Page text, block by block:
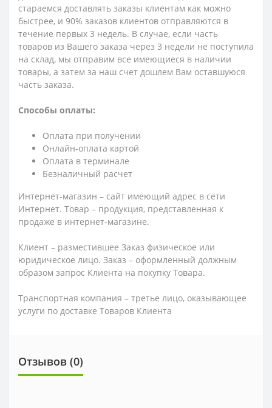
стараемся доставлять заказы клиентам как можно
быстрее, и 90% заказов клиентов отправляются в
течение первых 3 недель. В случае, если часть
товаров из Вашего заказа через 3 недели не поступила
на склад, мы отправим все имеющиеся в наличии
товары, а затем за наш счет дошлем Вам оставшуюся
часть заказа.
Способы оплаты:
Оплата при получении
Онлайн-оплата картой
Оплата в терминале
Безналичный расчет
Интернет-магазин – сайт имеющий адрес в сети
Интернет. Товар – продукция, представленная к
продаже в интернет-магазине.
Клиент – разместившее Заказ физическое или
юридическое лицо. Заказ – оформленный должным
образом запрос Клиента на покупку Товара.
Транспортная компания – третье лицо, оказывающее
услуги по доставке Товаров Клиента
Отзывов (0)